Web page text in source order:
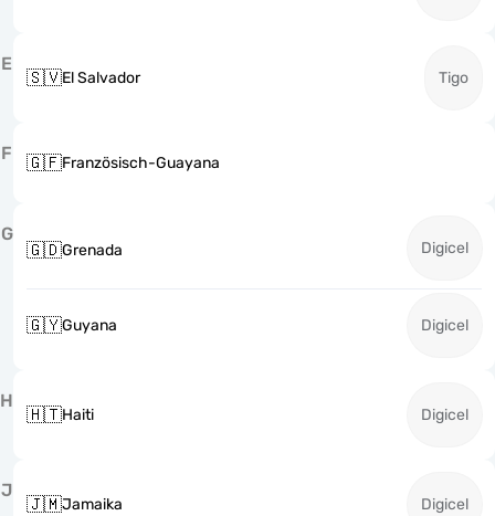
E
🇸🇻El Salvador Tigo
F 🇬🇫Französisch-Guayana
G
🇬🇩Grenada Digicel
🇬🇾Guyana Digicel
H
🇭🇹Haiti Digicel
J
🇯🇲Jamaika Digicel